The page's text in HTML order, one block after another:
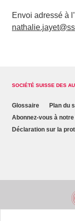
Envoi adressé à
SOCIÉTÉ SUISSE DES
Glossaire Plan du
Abonnez-vous à
Déclaration sur la